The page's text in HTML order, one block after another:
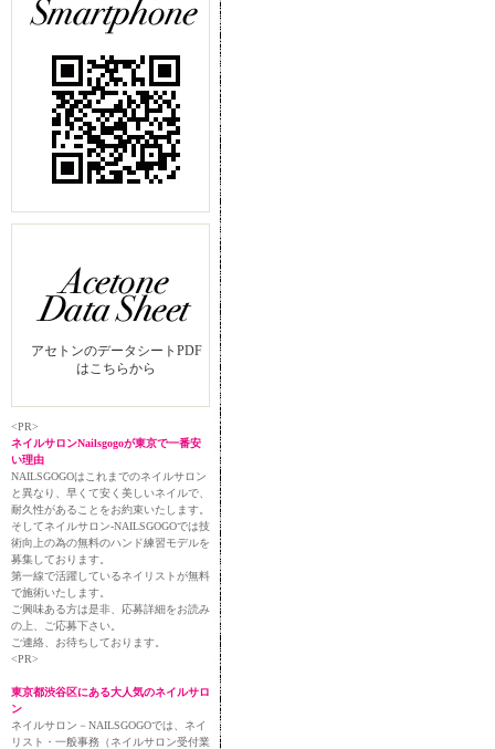
アセトンのデータシートPDF
はこちらから
<PR>
ネイルサロンNailsgogoが東京で一番安
い理由
NAILSGOGOはこれまでのネイルサロン
と異なり、早くて安く美しいネイルで、
耐久性があることをお約束いたします。
そしてネイルサロン-NAILSGOGOでは技
術向上の為の無料のハンド練習モデルを
募集しております。
第一線で活躍しているネイリストが無料
で施術いたします。
ご興味ある方は是非、応募詳細をお読み
の上、ご応募下さい。
ご連絡、お待ちしております。
<PR>
東京都渋谷区にある大人気のネイルサロ
ン
ネイルサロン－NAILSGOGOでは、ネイ
リスト・一般事務（ネイルサロン受付業